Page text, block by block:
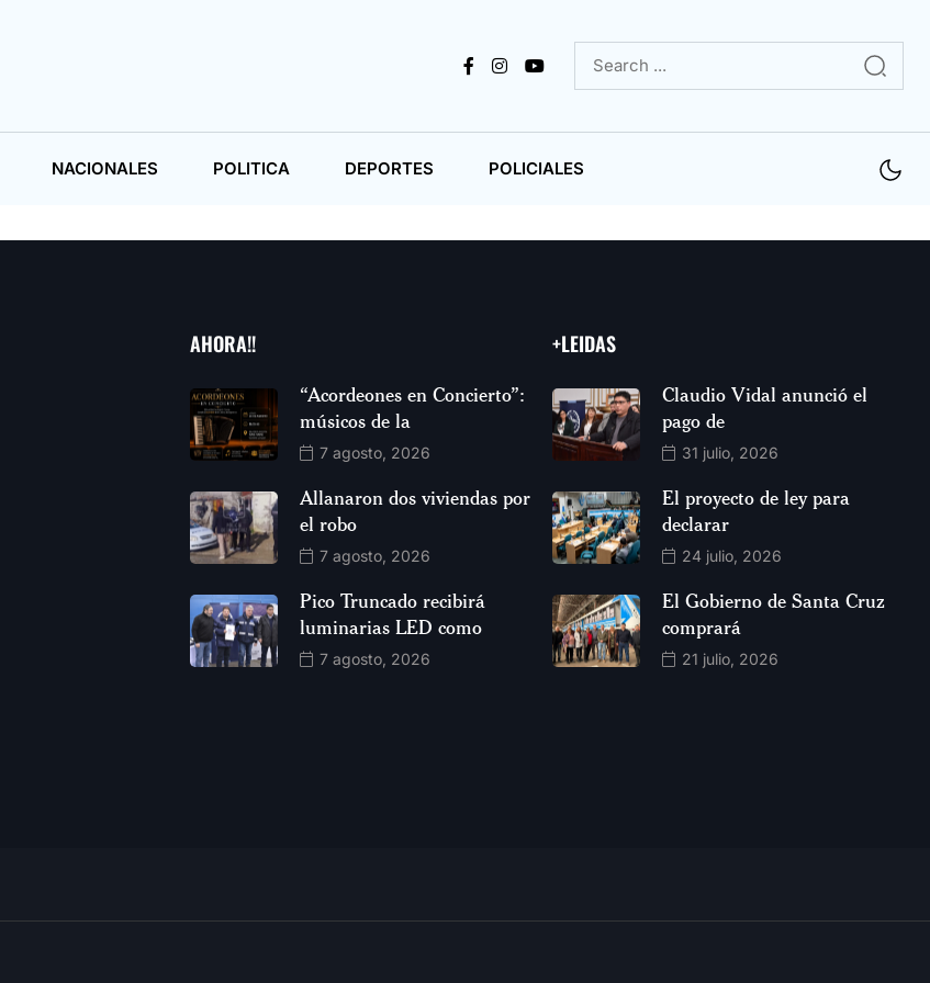
NACIONALES POLITICA DEPORTES POLICIALES
AHORA!!
“Acordeones en Concierto”:
músicos de la
7 agosto, 2026
Allanaron dos viviendas por
el robo
7 agosto, 2026
Pico Truncado recibirá
luminarias LED como
7 agosto, 2026
+LEIDAS
Claudio Vidal anunció el
pago de
31 julio, 2026
El proyecto de ley para
declarar
24 julio, 2026
El Gobierno de Santa Cruz
comprará
21 julio, 2026